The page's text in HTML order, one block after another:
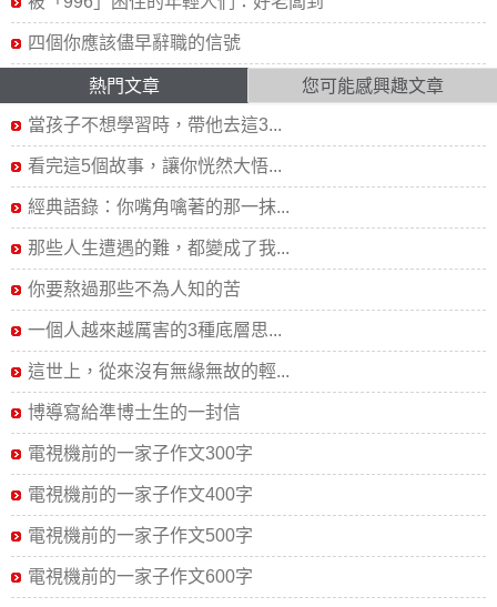
四個你應該儘早辭職的信號
熱門文章 您可能感興趣文章
當孩子不想學習時，帶他去這3...
看完這5個故事，讓你恍然大悟...
經典語錄：你嘴角噙著的那一抹...
那些人生遭遇的難，都變成了我...
你要熬過那些不為人知的苦
一個人越來越厲害的3種底層思...
這世上，從來沒有無緣無故的輕...
博導寫給準博士生的一封信
電視機前的一家子作文300字
電視機前的一家子作文400字
電視機前的一家子作文500字
電視機前的一家子作文600字